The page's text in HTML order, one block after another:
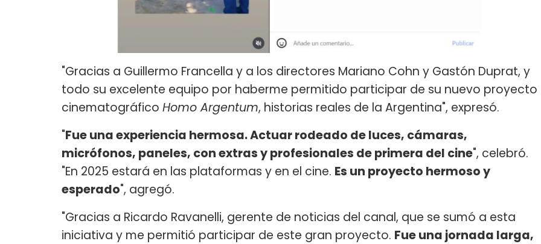
"Gracias a Guillermo Francella y a los directores Mariano Cohn y Gastón Duprat, y
todo su excelente equipo por haberme permitido participar de su nuevo proyecto
cinematográfico Homo Argentum, historias reales de la Argentina", expresó.
"Fue una experiencia hermosa. Actuar rodeado de luces, cámaras,
micrófonos, paneles, con extras y profesionales de primera del cine", celebró.
"En 2025 estará en las plataformas y en el cine. Es un proyecto hermoso y
esperado", agregó.
"Gracias a Ricardo Ravanelli, gerente de noticias del canal, que se sumó a esta
iniciativa y me permitió participar de este gran proyecto. Fue una jornada larga,